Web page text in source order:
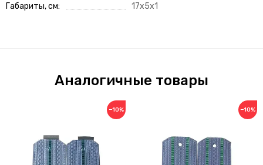
Габариты, см 17x5x1
Аналогичные товары
−10% −10%